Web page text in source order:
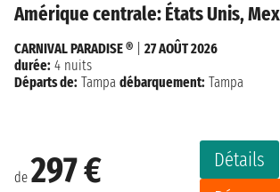
Amérique centrale: États Unis,
de 297 €
Détails
CARNIVAL PARADISE ®
27 AOÛT 2026
durée: 4 nuits
Départs de: Tampa débarquement: Tampa